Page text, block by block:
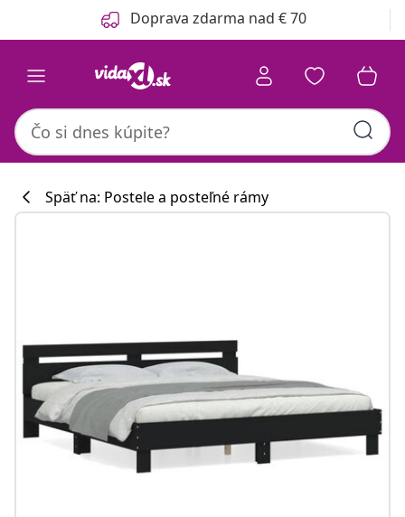
Predchádzajúce Doprava zdarma nad € 70
Späť na: Postele a posteľné rámy